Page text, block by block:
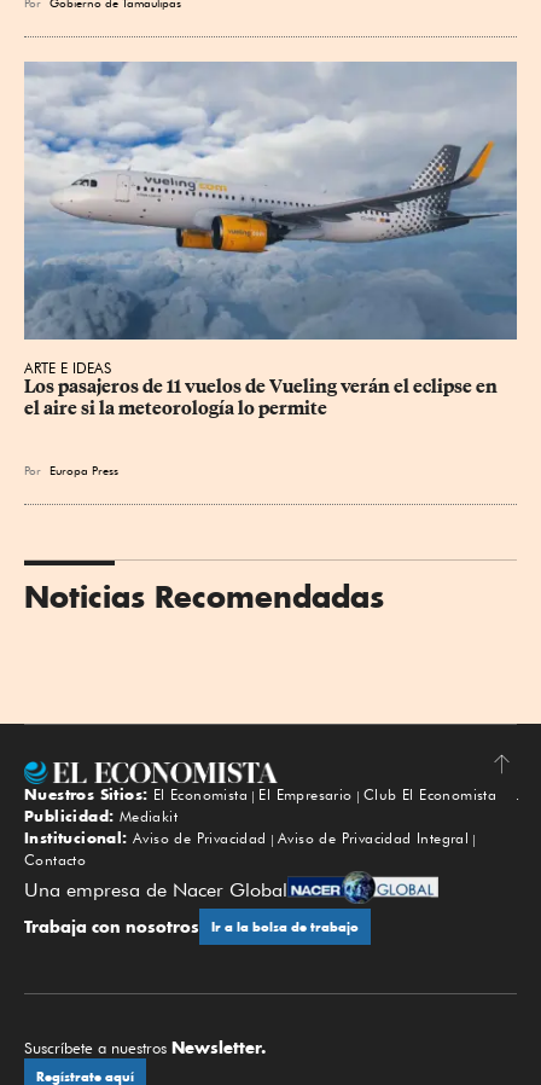
ARTE E IDEAS
Los pasajeros de 11 vuelos de Vueling verán el eclipse en
el aire si la meteorología lo permite
Por Europa Press
Noticias Recomendadas
Subir
Nuestros Sitios: El Economista El Empresario
Club El Economista
Publicidad: Mediakit
Institucional: Aviso de Privacidad
Aviso de Privacidad Integral
Contacto
Una empresa de Nacer Global
Trabaja con nosotros Ir a la bolsa de trabajo
Suscríbete a nuestros Newsletter.
Regístrate aquí